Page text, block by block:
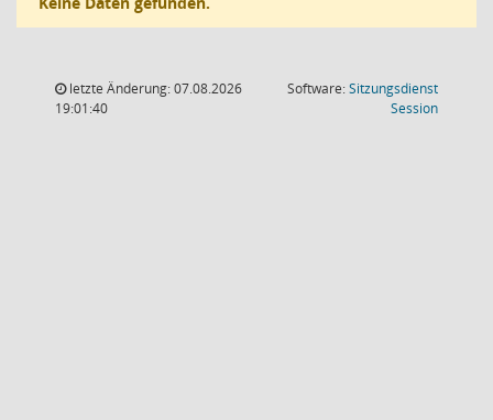
letzte Änderung: 07.08.2026
19:01:40
Software:Sitzungsdienst
Session(Wird in